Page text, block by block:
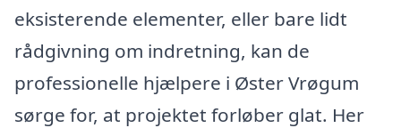
eksisterende elementer, eller bare lidt
rådgivning om indretning, kan de
professionelle hjælpere i Øster Vrøgum
sørge for, at projektet forløber glat. Her